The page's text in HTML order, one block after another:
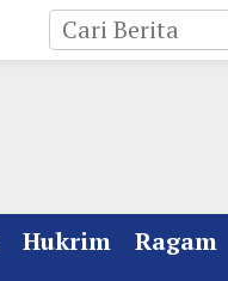
Hukrim Ragam